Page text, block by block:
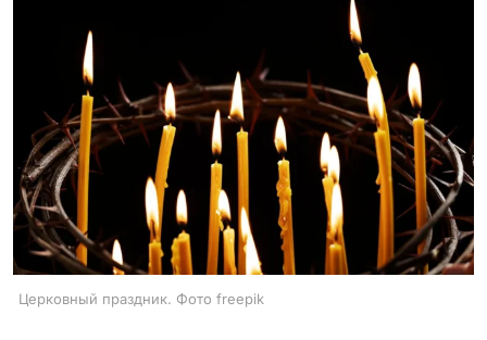
Церковный праздник. Фото freepik